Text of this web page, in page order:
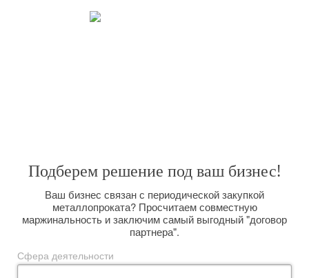
Подберем решение под ваш бизнес!
Ваш бизнес связан с периодической закупкой
металлопроката? Просчитаем совместную
маржинальность и заключим самый выгодный "договор
партнера".
Сфера деятельности